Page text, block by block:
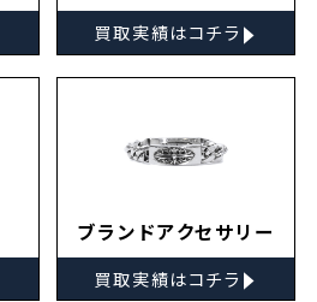
買取実績はコチラ ▸
ブランドアクセサリー
買取実績はコチラ ▸